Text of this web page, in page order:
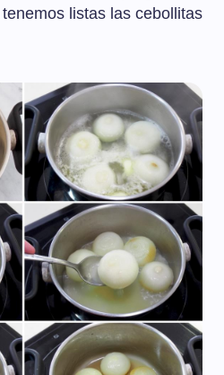
listas las cebollitas